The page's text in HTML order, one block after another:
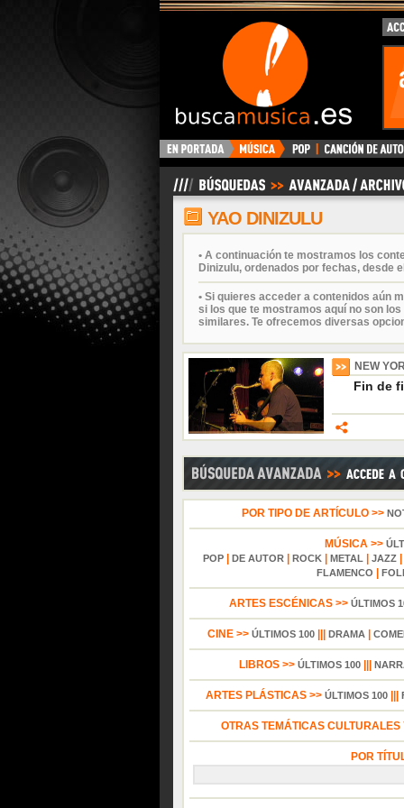
BuscaMusica.es
YAO DINIZULU
• A continuación te mostramos los
Dinizulu, ordenados por fechas, desde
• Si quieres acceder a contenidos aún
si los que te mostramos aquí no son
similares. Te ofrecemos diversas
NEW
Fin de
POR TIPO DE ARTÍCULO >>
MÚSICA >>
POP| DE AUTOR| ROCK| METAL| JAZZ|
FLAMENCO
ARTES ESCÉNICAS >> ÚLTIMOS
CINE >> ÚLTIMOS 100 DRAMA
LIBROS >> ÚLTIMOS 100
ARTES PLÁSTICAS >> ÚLTIMOS 100
OTRAS TEMÁTICAS CULTURALES
POR